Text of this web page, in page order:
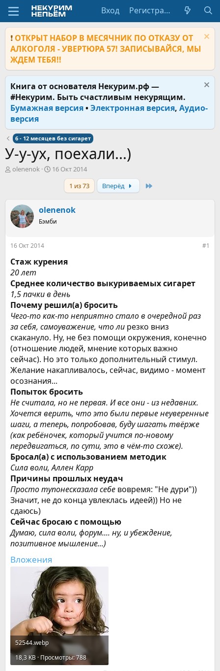
Вход Регистрация
❗ ОТКРЫТ НАБОР В МЕСЯЧНИК ПО ОТКАЗУ ОТ
АЛКОГОЛЯ - УВЕРТЮРА 57! ЗАПИСЫВАЙСЯ, МЫ
ЖДЕМ ТЕБЯ!!
Книга от основателя Некурим.рф —
#Некурим. Быть счастливым некурящим.
Бумажная версия•Электронная версия, Аудио-
версия
6 - 12 месяцев без сигарет
У-у-ух, поехали...)
А
т
е
olenenok
Д
а
ч
16 Окт 2014
1 из 73
Вперёд
olenenok
Бэмби
16 Окт 2014 #1
Стаж курения
20 лет
Среднее количество выкуриваемых сигарет
1,5 пачки в день
Почему решил(а) бросить
Чего-то как-то неприятно стало в очередной раз
за себя, самоуважение, что ли резко вниз
скакануло. Ну, не без помощи окружения, конечно
(отношение людей, мнение которых важно
сейчас). Но это только дополнительный стимул.
Желание накапливалось, сейчас, видимо - момент
осознания...
Попыток бросить
Не считала, но не первая. И все они - из недавних.
Хочется верить, что это были первые неуверенные
шаги, а теперь, попробовав, буду шагать твёрже
(как ребёночек, который учится по-новому
передвигаться, по сути, это в чём-то схоже).
Бросал(а) с использованием методик
Сила воли, Аллен Карр
Причины прошлых неудач
Просто тупонесказала себе вовремя: "Не дури"))
Значит, не до конца увлеклась идеей)) Но не
сдаюсь)
Сейчас бросаю с помощью
Думаю, сила воли, форум.... ну, и убеждение,
позитивное мышление...)
Вложения
52544.webp
18,3 KB · Просмотры: 788